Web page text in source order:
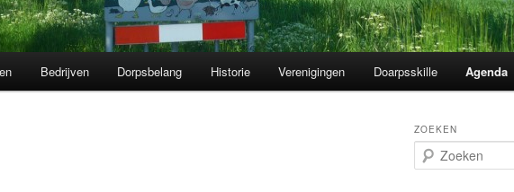
Bedrijven Dorpsbelang Historie Verenigingen Doarpsskille Agenda
ZOEKEN
o